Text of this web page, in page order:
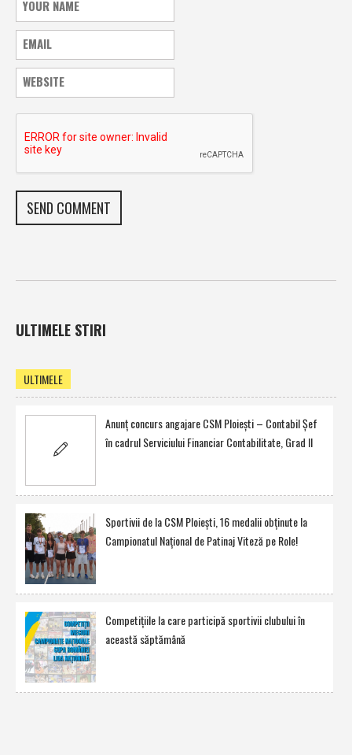
ULTIMELE STIRI
ULTIMELE
Anunţ concurs angajare CSM Ploieşti – Contabil Şef
în cadrul Serviciului Financiar Contabilitate, Grad II
Sportivii de la CSM Ploieşti, 16 medalii obţinute la
Campionatul Naţional de Patinaj Viteză pe Role!
Competiţiile la care participă sportivii clubului în
această săptămână